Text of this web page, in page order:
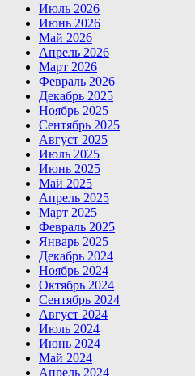
Июль 2026
Июнь 2026
Май 2026
Апрель 2026
Март 2026
Февраль 2026
Декабрь 2025
Ноябрь 2025
Сентябрь 2025
Август 2025
Июль 2025
Июнь 2025
Май 2025
Апрель 2025
Март 2025
Февраль 2025
Январь 2025
Декабрь 2024
Ноябрь 2024
Октябрь 2024
Сентябрь 2024
Август 2024
Июль 2024
Июнь 2024
Май 2024
Апрель 2024